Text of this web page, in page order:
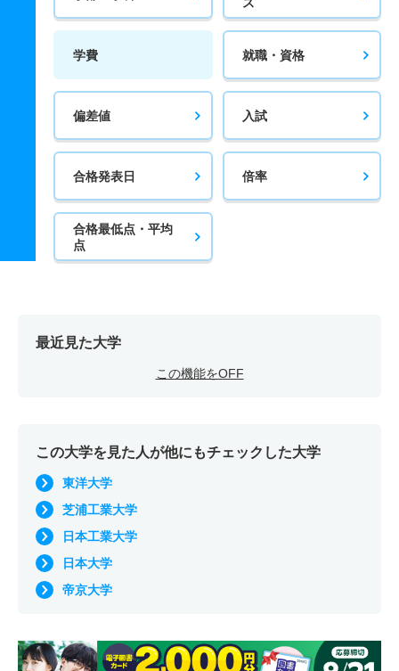
学費 就職・資格
偏差値 入試
合格発表日 倍率
合格最低点・平均
点
最近見た大学
この機能をOFF
この大学を見た人が他にもチェックした大学
東洋大学
芝浦工業大学
日本工業大学
日本大学
帝京大学